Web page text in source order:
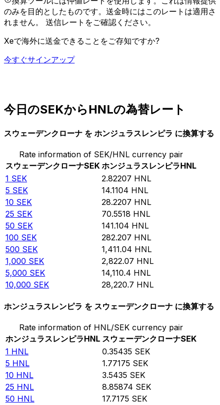
のみを目的としたものです。送金時にはこのレートは適用さ
れません。 送信レートをご確認ください。
Xeで海外に送金できることをご存知ですか?
今すぐサインアップ
今日のSEKからHNLの為替レート
スウェーデンクローナ を ホンジュラスレンピラ に換算する
Rate information of SEK/HNL currency pair
スウェーデンクローナSEK ホンジュラスレンピラHNL
1 SEK 2.82207 HNL
5 SEK 14.1104 HNL
10 SEK 28.2207 HNL
25 SEK 70.5518 HNL
50 SEK 141.104 HNL
100 SEK 282.207 HNL
500 SEK 1,411.04 HNL
1,000 SEK 2,822.07 HNL
5,000 SEK 14,110.4 HNL
10,000 SEK 28,220.7 HNL
ホンジュラスレンピラ を スウェーデンクローナ に換算する
Rate information of HNL/SEK currency pair
ホンジュラスレンピラHNL スウェーデンクローナSEK
1 HNL 0.35435 SEK
5 HNL 1.77175 SEK
10 HNL 3.5435 SEK
25 HNL 8.85874 SEK
50 HNL 17.7175 SEK